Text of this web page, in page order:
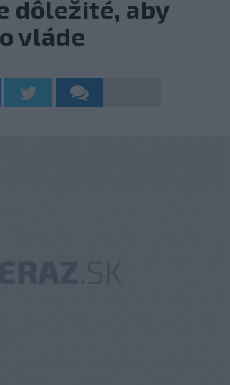
dôležité, aby
vláde